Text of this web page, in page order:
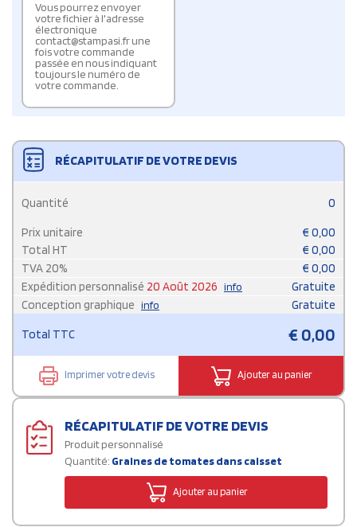
Vous pourrez envoyer
votre fichier à l'adresse
électronique
contact@stampasi.fr une
fois votre commande
passée en nous indiquant
toujours le numéro de
votre commande.
RÉCAPITULATIF DE VOTRE DEVIS
Quantité 0
Prix unitaire € 0,00
Total HT
€ 0,00
TVA 20% € 0,00
Expédition personnalisé 20 Août 2026 info
Gratuite
Conception graphique info Gratuite
Total TTC €0,00
Imprimer votre devis Ajouter au panier
RÉCAPITULATIF DE VOTRE DEVIS
Produit personnalisé
Quantité: Graines de tomates dans caisset
Ajouter au panier